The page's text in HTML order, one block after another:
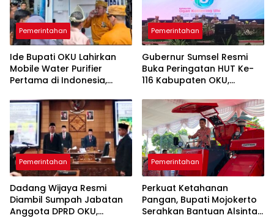
Pemerintahan
Ide Bupati OKU Lahirkan
Mobile Water Purifier
Pertama di Indonesia,
TIRRA DRINK pada HUT Ke-
116 OKU
Pemerintahan
Gubernur Sumsel Resmi
Buka Peringatan HUT Ke-
116 Kabupaten OKU,
Gaungkan Optimisme
Pembangunan
Pemerintahan
Dadang Wijaya Resmi
Diambil Sumpah Jabatan
Anggota DPRD OKU,
Pemerintahan
Perkuat Ketahanan
Pangan, Bupati Mojokerto
Serahkan Bantuan Alsintan